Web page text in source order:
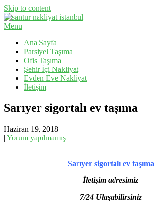
Skip to content
Santur Nakliyat
Menu
Ana Sayfa
Parsiyel Taşıma
Ofis Taşıma
Şehir İçi Nakliyat
Evden Eve Nakliyat
İletişim
Sarıyer sigortalı ev taşıma
Haziran 19, 2018
| Yorum yapılmamış
Sarıyer sigortalı ev taşıma
İletişim adresimiz
7/24 Ulaşabilirsiniz